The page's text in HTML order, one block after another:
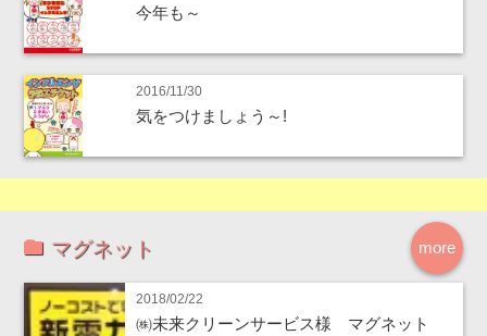
今年も～
2016/11/30
気をつけましょう～!
more
マグネット
2018/02/22
㈱未来クリーンサービス様 マグネット